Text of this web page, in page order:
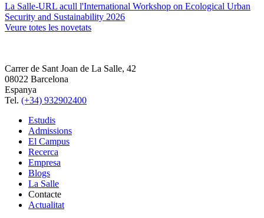
La Salle-URL acull l'International Workshop on Ecological Urban
Security and Sustainability 2026
Veure totes les novetats
Carrer de Sant Joan de La Salle, 42
08022 Barcelona
Espanya
Tel. (+34) 932902400
Estudis
Admissions
El Campus
Recerca
Empresa
Blogs
La Salle
Contacte
Actualitat